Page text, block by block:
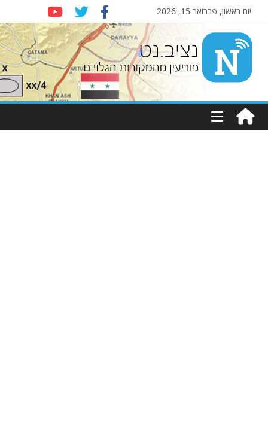
יום ראשון, פברואר 15, 2026
Nziv.net
מודיעין
מהמקורות